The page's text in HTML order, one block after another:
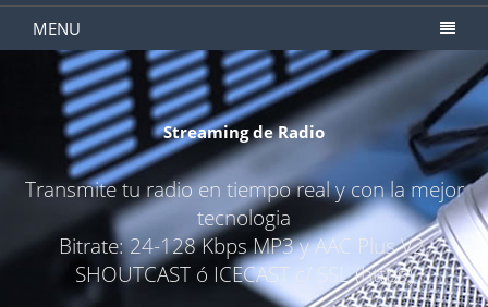
MENU
Hosting Profesional
+ Tecnología Litespeed +
Softaculous !!
SSL (
https://) Gratis!!
Base de Datos, PHP,
y mas ...
1-16 GB
SO Linux